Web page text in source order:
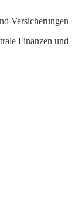
Versicherungen
Finanzen und